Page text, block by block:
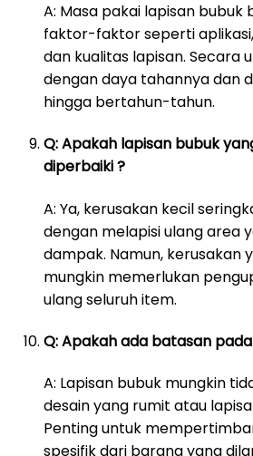
A: Masa pakai lapisan
faktor-faktor seperti
dan kualitas lapisan. Secara
dengan daya tahannya dan
hingga bertahun-tahun.
Q: Apakah lapisan bubuk
diperbaiki ?
A: Ya, kerusakan kecil
dengan melapisi ulang area
dampak. Namun, kerusakan
mungkin memerlukan
ulang seluruh item.
Q: Apakah ada batasan
A: Lapisan bubuk mungkin
desain yang rumit atau
Penting untuk
spesifik dari barang yang